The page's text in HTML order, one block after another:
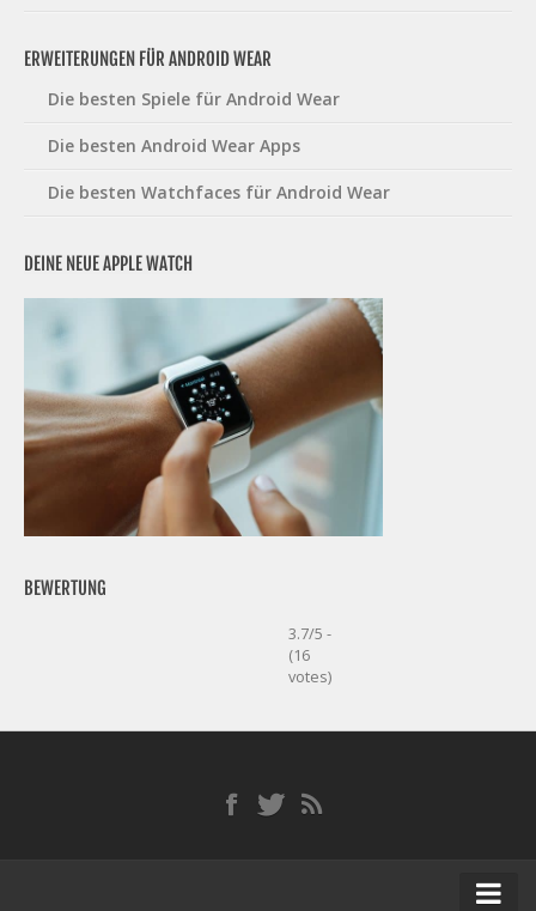
ERWEITERUNGEN FÜR ANDROID WEAR
Die besten Spiele für Android Wear
Die besten Android Wear Apps
Die besten Watchfaces für Android Wear
DEINE NEUE APPLE WATCH
BEWERTUNG
3.7/5 -
(16
votes)